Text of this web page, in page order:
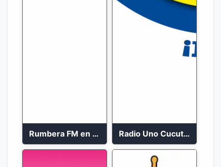
Rumbera FM en vivo 24/7 Radio Uno Cucuta 91.7 FM